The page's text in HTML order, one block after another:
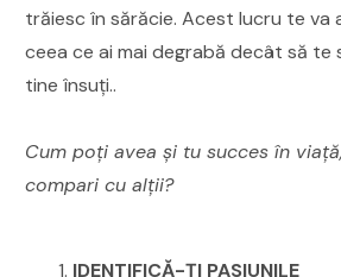
trăiesc în sărăcie. Acest lucru te va
ceea ce ai mai degrabă decât să te
tine însuți..
Cum poți avea și tu succes în
compari cu alții?
IDENTIFICĂ-ȚI PASIUNILE